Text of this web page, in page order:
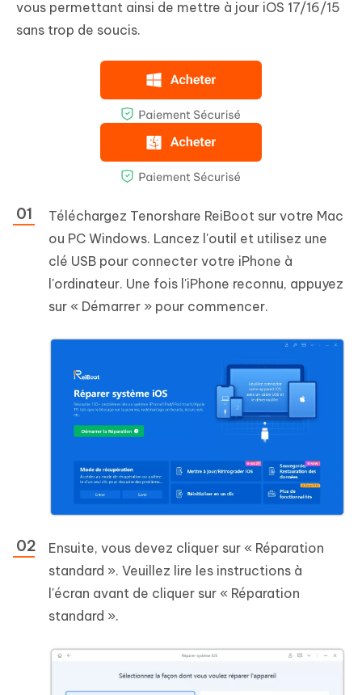
vous permettant ainsi de mettre à jour iOS 17/16/15
sans trop de soucis.
Téléchargez Tenorshare ReiBoot sur votre Mac
ou PC Windows. Lancez l'outil et utilisez une
clé USB pour connecter votre iPhone à
l'ordinateur. Une fois l'iPhone reconnu, appuyez
sur « Démarrer » pour commencer.
Ensuite, vous devez cliquer sur « Réparation
standard ». Veuillez lire les instructions à
l'écran avant de cliquer sur « Réparation
standard ».